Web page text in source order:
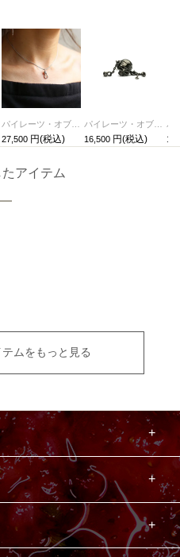
パイレーツ・オブ・カリビアン/ワールド・エンドロープネックレスS-シルバー
27,500
パイレーツ・オブ・カリビアン/ワールド・エンドスカルピアス-ブラック/片耳
16,500
アイテム
ムをもっと見る